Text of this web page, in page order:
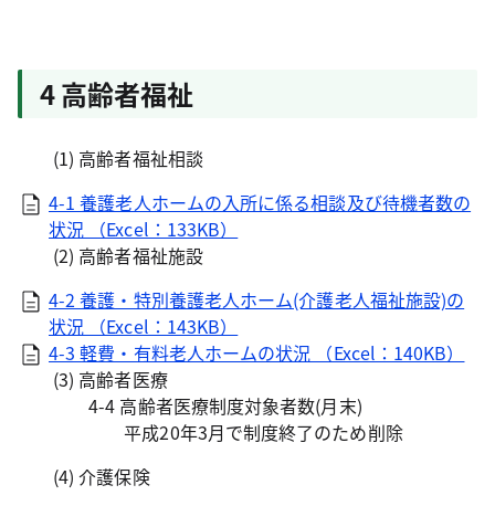
4 高齢者福祉
(1) 高齢者福祉相談
4-1 養護老人ホームの入所に係る相談及び待機者数の
状況 （Excel：133KB）
(2) 高齢者福祉施設
4-2 養護・特別養護老人ホーム(介護老人福祉施設)の
状況 （Excel：143KB）
4-3 軽費・有料老人ホームの状況 （Excel：140KB）
(3) 高齢者医療
4-4 高齢者医療制度対象者数(月末)
平成20年3月で制度終了のため削除
(4) 介護保険